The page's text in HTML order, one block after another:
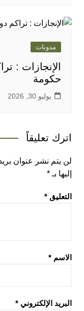
مدونات
الإنجازات :
حكومة
يوليو 30, 2026
اترك تعليقاً
لن يتم نشر عنوان
إليها بـ *
التعليق *
الاسم *
البريد الإلكتروني *